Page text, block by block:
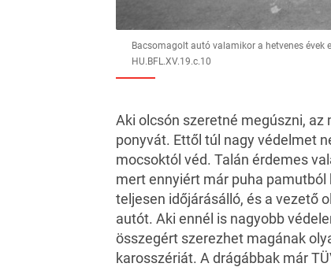
Bacsomagolt autó valamikor a hetvenes évek
HU.BFL.XV.19.c.10
Aki olcsón szeretné megúszni,
ponyvát. Ettől túl nagy védelmet
mocsoktól véd. Talán érdemes
mert ennyiért már puha
teljesen időjárásálló, és a vezető
autót. Aki ennél is nagyobb
összegért szerezhet magának
karosszériát. A drágábbak már